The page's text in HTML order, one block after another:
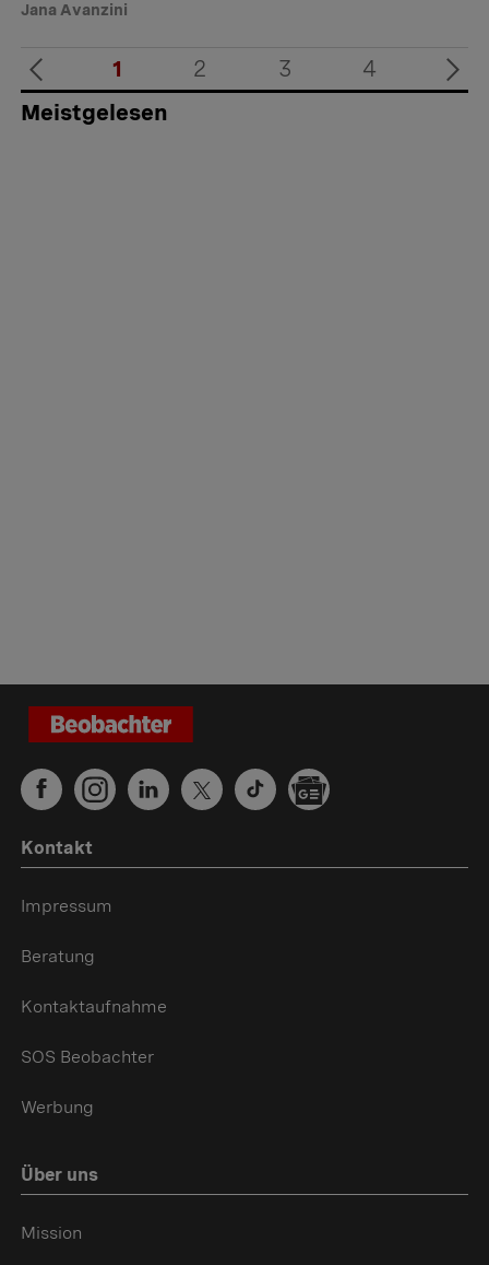
Jana Avanzini
1 2 3
4
Meistgelesen
Kontakt
Impressum
Beratung
Kontaktaufnahme
SOS Beobachter
Werbung
Über uns
Mission